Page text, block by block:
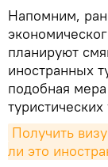
Напомним,
планируют
иностранных
подобная
туристических
Получить
ли это